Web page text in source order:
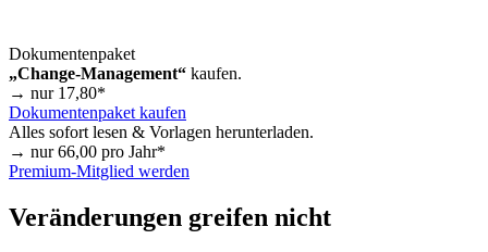
Dokumentenpaket
„Change-Management“ kaufen.
→ nur 17,80*
Dokumentenpaket kaufen
Alles sofort lesen & Vorlagen herunterladen.
→ nur66,00 pro Jahr*
Premium-Mitglied werden
Veränderungen greifen nicht